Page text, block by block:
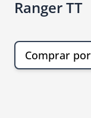
Ranger TT
Comprar por